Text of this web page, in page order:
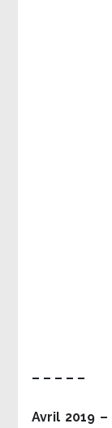
– – – – –
Avril 2019 –